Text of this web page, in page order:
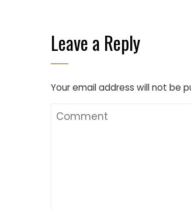
Leave a Reply
Your email address will not be